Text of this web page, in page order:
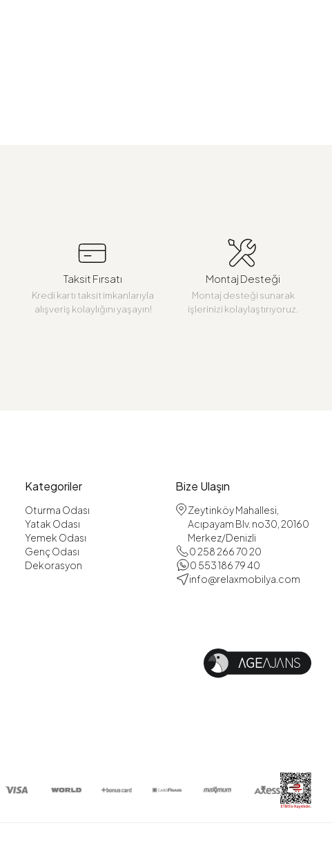
Taksit Fırsatı
Kredi kartı taksit imkanlarıyla
alışveriş kolaylığını yaşayın!
Montaj Desteği
Montaj desteği sunarak
işlerinizi kolaylaştırıyoruz.
Kategoriler
Oturma Odası
Yatak Odası
Yemek Odası
Genç Odası
Dekorasyon
Bize Ulaşın
Zeytinköy Mahallesi,
Acıpayam Blv. no30, 20160
Merkez/Denizli
0 258 266 70 20
0 553 186 79 40
info@relaxmobilya.com